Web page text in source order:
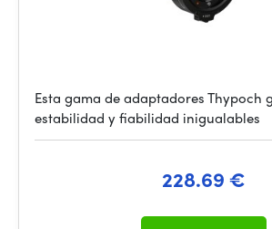
Esta gama de adaptadores Thypoch
estabilidad y fiabilidad inigualables
228.69 €